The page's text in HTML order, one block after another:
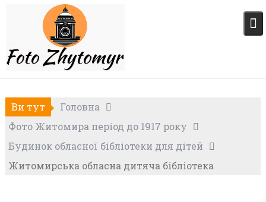
Ви тут
Головна
Фото Житомира період до 1917 року
Будинок обласної бібліотеки для дітей
Житомирська обласна дитяча бібліотека